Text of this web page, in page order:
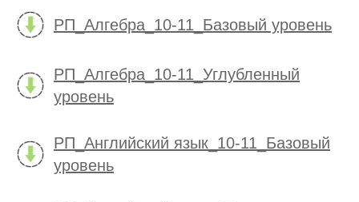
РП_Алгебра_10-11_Базовый уровень
РП_Алгебра_10-11_Углубленный
уровень
РП_Английский язык_10-11_Базовый
уровень